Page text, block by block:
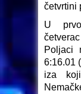
četvrtini
U
Poljaci
6:16.01
iza